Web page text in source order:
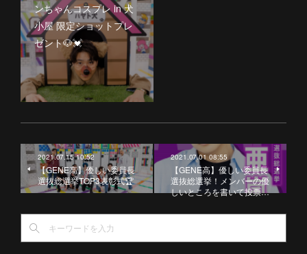
ンちゃんコスプレ in 犬
小屋 限定ショットプレ
ゼント🐶💓
2021.07.15 10:52
【GENE高】優しい委員長
選抜総選挙TOP3表彰式🏆
2021.07.01 08:55
【GENE高】優しい委員長
選抜総選挙！メンバーの優
しいところを書いて投票…